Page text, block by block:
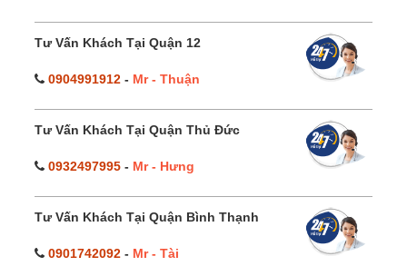
Tư Vấn Khách Tại Quận 12
0904991912 - Mr - Thuận
Tư Vấn Khách Tại Quận Thủ Đức
0932497995 - Mr - Hưng
Tư Vấn Khách Tại Quận Bình Thạnh
0901742092 - Mr - Tài